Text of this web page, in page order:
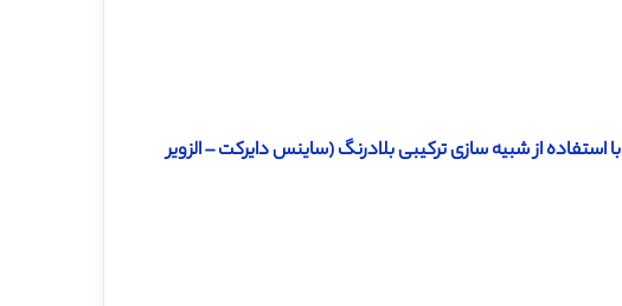
از شبیه سازی ترکیبی بلادرنگ (ساینس دایرکت – الزویر